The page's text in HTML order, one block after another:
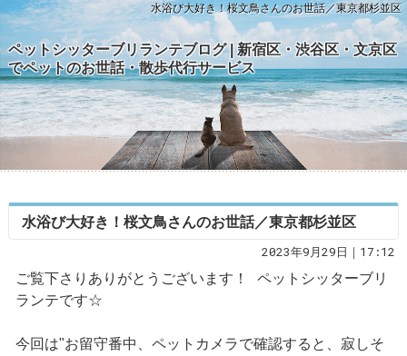
水浴び大好き！桜文鳥さんのお世話／東京都杉並区
ペットシッターブリランテブログ | 新宿区・渋谷区・文京区
でペットのお世話・散歩代行サービス
水浴び大好き！桜文鳥さんのお世話／東京都杉並区
2023年9月29日｜17:12
ご覧下さりありがとうございます！ ペットシッターブリ
ランテです☆
今回は"お留守番中、ペットカメラで確認すると、寂しそ